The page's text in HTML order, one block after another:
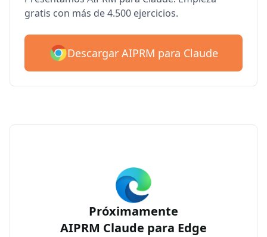
gratis con más de 4.500 ejercicios.
Descargar AIPRM para Claude
Próximamente
AIPRM Claude para Edge